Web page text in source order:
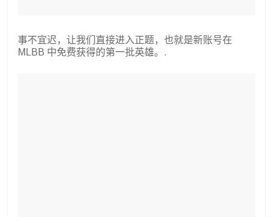
事不宜迟，让我们直接进入正题，也就是新账号在
MLBB 中免费获得的第一批英雄。.